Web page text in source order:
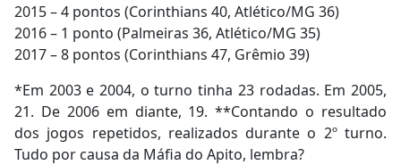
2015 – 4 pontos (Corinthians 40, Atlético/MG 36)
2016 – 1 ponto (Palmeiras 36, Atlético/MG 35)
2017 – 8 pontos (Corinthians 47, Grêmio 39)
*Em 2003 e 2004, o turno tinha 23 rodadas. Em 2005,
21. De 2006 em diante, 19. **Contando o resultado
dos jogos repetidos, realizados durante o 2º turno.
Tudo por causa da Máfia do Apito, lembra?